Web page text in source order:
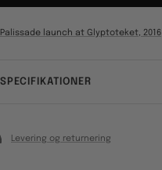
Palissade launch at Glyptoteket, 2016
SPECIFIKATIONER
Levering og returnering